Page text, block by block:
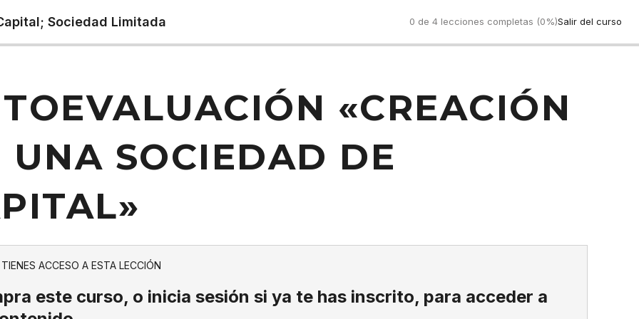
Sociedad Limitada 0 de 4 lecciones completas (0%)Salir del curso
«CREACIÓN
UNA SOCIEDAD DE
ACCESO A ESTA LECCIÓN
este curso, o inicia sesión si ya te has inscrito, para acceder a